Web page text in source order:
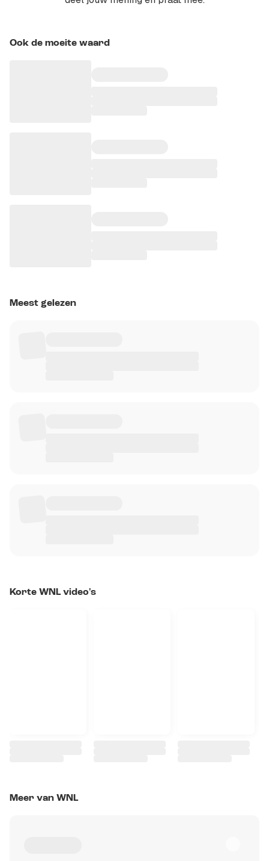
Ook de moeite waard
Meest gelezen
Korte WNL video's
Meer van WNL